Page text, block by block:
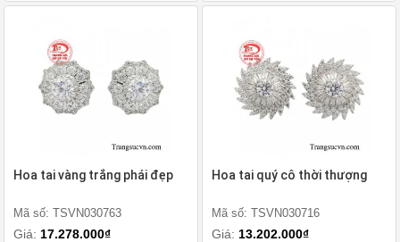
Hoa tai vàng trắng phái đẹp
Mã số: TSVN030763
Giá: 17.278.000₫
Hoa tai quý cô thời thượng
Mã số: TSVN030716
Giá: 13.202.000₫